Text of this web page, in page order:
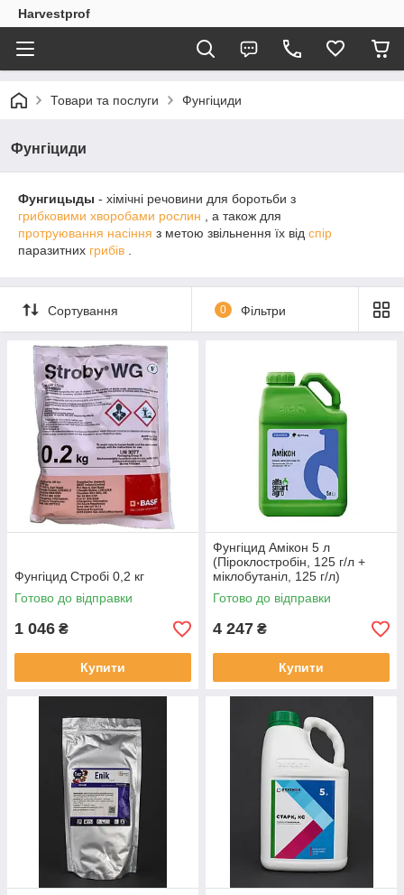
Harvestprof
Товари та послуги Фунгіциди
Фунгіциди
Фунгицыды - хімічні речовини для боротьби з
грибковими хворобами рослин , а також для
протруювання насіння з метою звільнення їх від спір
паразитних грибів
Сортування 0 Фільтри
Фунгіцид Стробі 0,2 кг
Готово до відправки
1 046 ₴
Купити
Фунгіцид Амікон 5 л
(Піроклостробін, 125 г/л +
міклобутаніл, 125 г/л)
Готово до відправки
4 247 ₴
Купити